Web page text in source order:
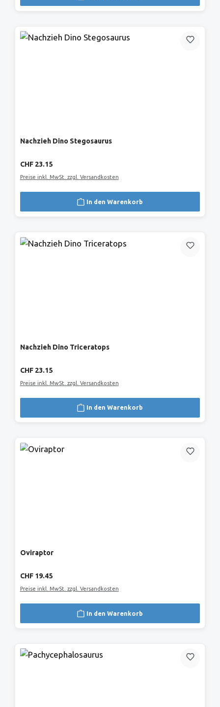
Nachzieh Dino Stegosaurus
Regulärer Preis:
CHF 23.15
Preise inkl. MwSt. zzgl. Versandkosten
In den Warenkorb
Nachzieh Dino Triceratops
Regulärer Preis:
CHF 23.15
Preise inkl. MwSt. zzgl. Versandkosten
In den Warenkorb
Oviraptor
Regulärer Preis:
CHF 19.45
Preise inkl. MwSt. zzgl. Versandkosten
In den Warenkorb